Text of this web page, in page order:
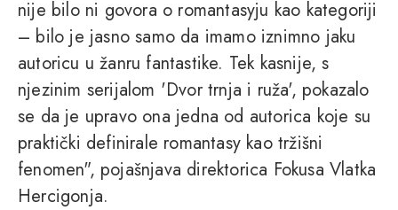
nije bilo ni govora o romantasyju kao kategoriji
– bilo je jasno samo da imamo iznimno jaku
autoricu u žanru fantastike. Tek kasnije, s
njezinim serijalom 'Dvor trnja i ruža', pokazalo
se da je upravo ona jedna od autorica koje su
praktički definirale romantasy kao tržišni
fenomen", pojašnjava direktorica Fokusa Vlatka
Hercigonja.